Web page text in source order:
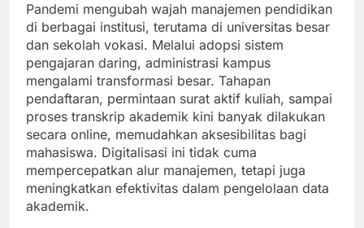
Pandemi mengubah wajah manajemen pendidikan
di berbagai institusi, terutama di universitas besar
dan sekolah vokasi. Melalui adopsi sistem
pengajaran daring, administrasi kampus
mengalami transformasi besar. Tahapan
pendaftaran, permintaan surat aktif kuliah, sampai
proses transkrip akademik kini banyak dilakukan
secara online, memudahkan aksesibilitas bagi
mahasiswa. Digitalisasi ini tidak cuma
mempercepatkan alur manajemen, tetapi juga
meningkatkan efektivitas dalam pengelolaan data
akademik.